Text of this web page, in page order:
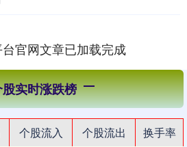
官网文章已加载完成
实时涨跌榜
个股流入 个股流出
换手率